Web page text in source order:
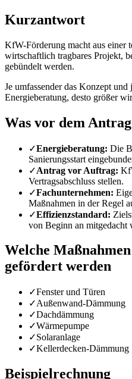
Kurzantwort
KfW-Förderung macht aus einer
wirtschaftlich tragbares Projekt,
gebündelt werden.
Je umfassender das Konzept
Energieberatung, desto größer
Was vor dem Antrag
✓Energieberatung: Die
Sanierungsstart
✓Antrag vor Auftrag:
Vertragsabschluss stellen.
✓Fachunternehmen:
Maßnahmen in der Regel
✓Effizienzstandard:
von Beginn an mitgedacht
Welche
gefördert werden
✓Fenster und Türen
✓Außenwand-Dämmung
✓Dachdämmung
✓Wärmepumpe
✓Solaranlage
✓Kellerdecken-Dämmung
Beispielrechnung